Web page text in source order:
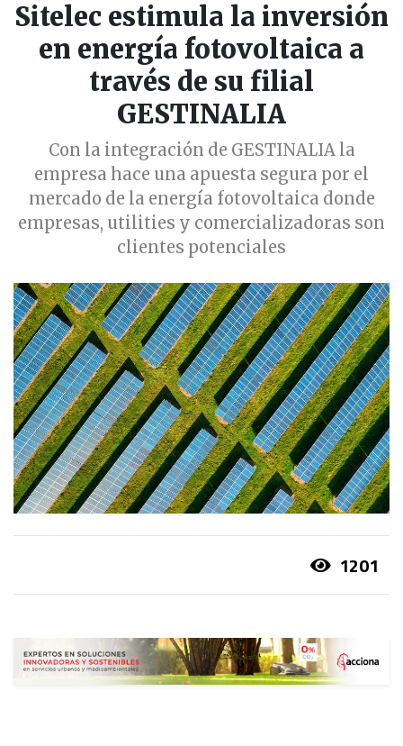
Sitelec estimula la inversión
en energía fotovoltaica a
través de su filial
GESTINALIA
Con la integración de GESTINALIA la
empresa hace una apuesta segura por el
mercado de la energía fotovoltaica donde
empresas, utilities y comercializadoras son
clientes potenciales
1201